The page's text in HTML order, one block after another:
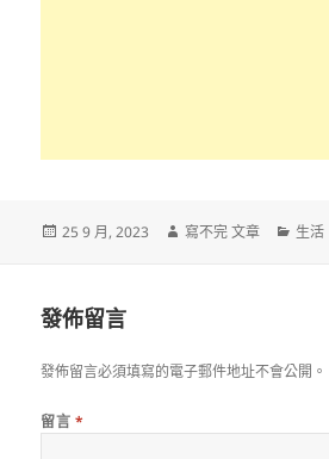
發
25 9 月, 2023
作
寫不完 文章
分
生活
發佈留言
發佈留言必須填寫的電子郵件地址不會公開。
留言 *